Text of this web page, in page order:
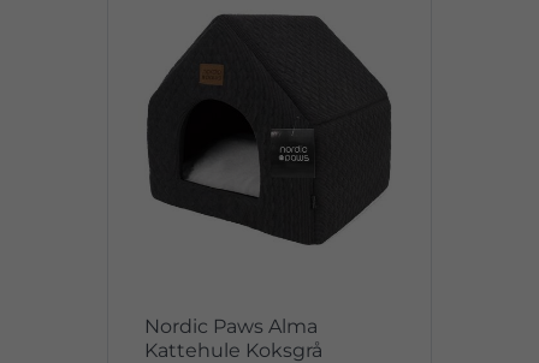
Nordic Paws Alma
Kattehule Koksgrå